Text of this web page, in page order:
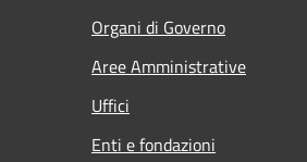
Organi di Governo
Aree Amministrative
Uffici
Enti e fondazioni